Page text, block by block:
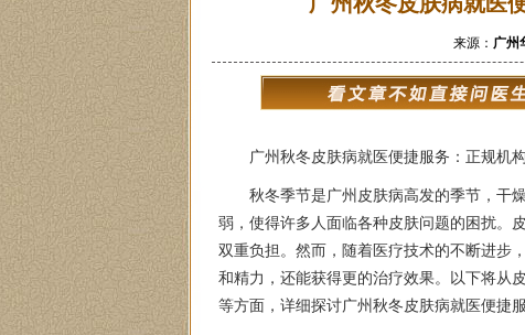
来源： 广州
广州秋冬皮肤病就医便捷服务：正规机
秋冬季节是广州皮肤病高发的季节，干
弱，使得许多人面临各种皮肤问题的困扰。
双重负担。然而，随着医疗技术的不断进步
和精力，还能获得更的治疗效果。以下将从
等方面，详细探讨广州秋冬皮肤病就医便捷服